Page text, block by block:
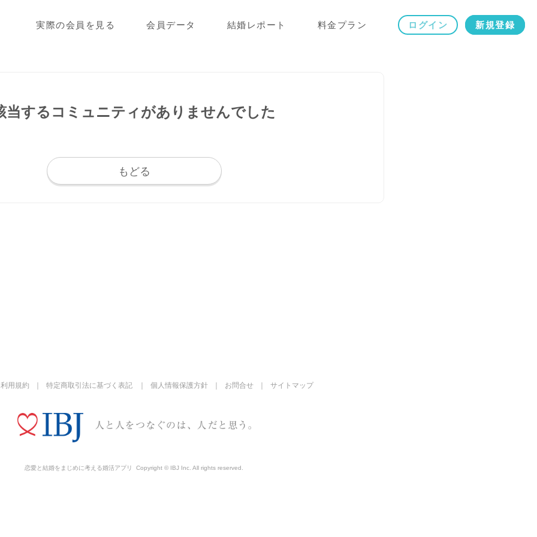
実際の会員を見る 会員データ 結婚レポート 料金プラン ログイン 新規登録
当するコミュニティがありませんでした
もどる
利用規約 特定商取引法に基づく表記 個人情報保護方針 お問合せ サイトマップ
恋愛と結婚をまじめに考える婚活アプリ Copyright © IBJ Inc. All rights reserved.